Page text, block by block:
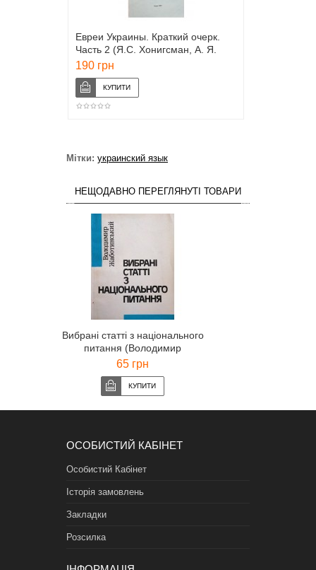
Евреи Украины. Краткий очерк.
Часть 2 (Я.С. Хонигсман, А. Я.
Найман)
190 грн
Мітки: украинский язык
НЕЩОДАВНО ПЕРЕГЛЯНУТІ ТОВАРИ
Вибрані статті з національного
питання (Володимир
Жаботинський)
65 грн
ОСОБИСТИЙ КАБІНЕТ
Особистий Кабінет
Історія замовлень
Закладки
Розсилка